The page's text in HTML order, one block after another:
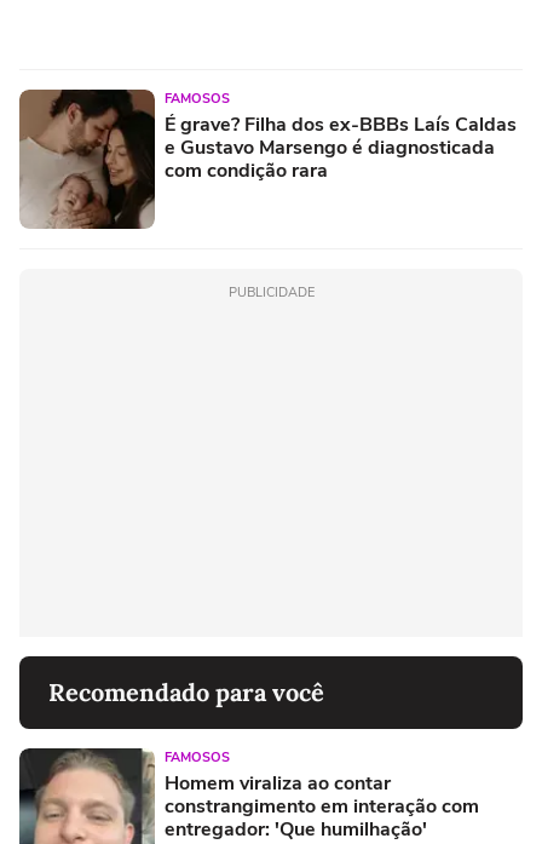
FAMOSOS
É grave? Filha dos ex-BBBs Laís Caldas
e Gustavo Marsengo é diagnosticada
com condição rara
PUBLICIDADE
Recomendado para você
FAMOSOS
Homem viraliza ao contar
constrangimento em interação com
entregador: 'Que humilhação'